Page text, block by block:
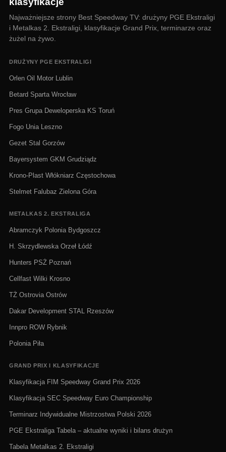
Najważniejsze strony Best Speedway TV: drużyny PGE Ekstraligi
i Metalkas 2. Ekstraligi, klasyfikacje Grand Prix, terminarze oraz
żużel na żywo.
DRUŻYNY PGE EKSTRALIGI
Orlen Oil Motor Lublin
Betard Sparta Wrocław
Pres Grupa Deweloperska KS Toruń
Fogo Unia Leszno
Gezet Stal Gorzów
Bayersystem GKM Grudziądz
Krono-Plast Włókniarz Częstochowa
Stelmet Falubaz Zielona Góra
METALKAS 2. EKSTRALIGA
Abramczyk Polonia Bydgoszcz
H. Skrzydlewska Orzeł Łódź
Hunters PSŻ Poznań
Cellfast Wilki Krosno
TŻ Ostrovia Ostrów
Dakar Development STAL Rzeszów
Innpro ROW Rybnik
Polonia Piła
GRAND PRIX I KLASYFIKACJE
Klasyfikacja FIM Speedway Grand Prix 2026
Klasyfikacja SEC Speedway Euro Championship
Terminarz Indywidualne Mistrzostwa Polski 2026
PGE Ekstraliga Tabela – aktualne wyniki i bilans drużyn
Tabela Metalkas 2. Ekstraligi